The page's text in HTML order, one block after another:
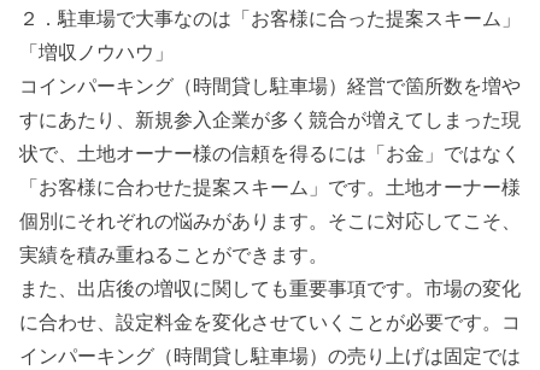
２．駐車場で大事なのは「お客様に合った提案スキーム」
「増収ノウハウ」
コインパーキング（時間貸し駐車場）経営で箇所数を増や
すにあたり、新規参入企業が多く競合が増えてしまった現
状で、土地オーナー様の信頼を得るには「お金」ではなく
「お客様に合わせた提案スキーム」です。土地オーナー様
個別にそれぞれの悩みがあります。そこに対応してこそ、
実績を積み重ねることができます。
また、出店後の増収に関しても重要事項です。市場の変化
に合わせ、設定料金を変化させていくことが必要です。コ
インパーキング（時間貸し駐車場）の売り上げは固定では